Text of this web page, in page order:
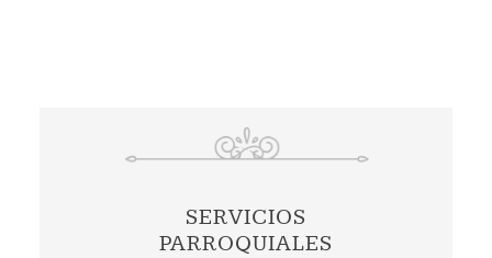
SERVICIOS
PARROQUIALES